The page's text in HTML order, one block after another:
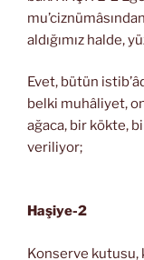
aldığımız halde,
Evet, bütün
belki muhâliyet,
ağaca, bir kökte,
veriliyor;
Haşiye-2
Konserve kutusu,